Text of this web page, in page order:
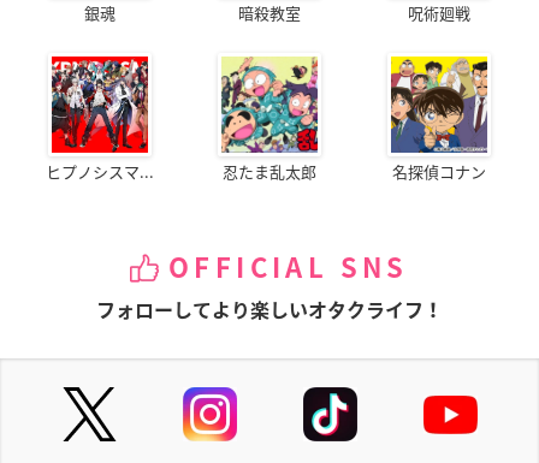
銀魂 暗殺教室 呪術廻戦
ヒプノシスマ... 忍たま乱太郎 名探偵コナン
OFFICIAL SNS
フォローしてより楽しいオタクライフ！